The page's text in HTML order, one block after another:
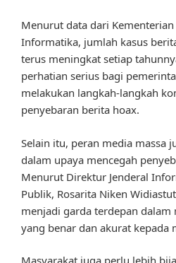
Menurut data dari
Informatika, jumlah kasus
terus meningkat setiap
perhatian serius bagi
melakukan langkah-langkah
penyebaran berita hoax.
Selain itu, peran media massa
dalam upaya mencegah
Menurut Direktur Jenderal
Publik, Rosarita Niken
menjadi garda terdepan
yang benar dan akurat kepada